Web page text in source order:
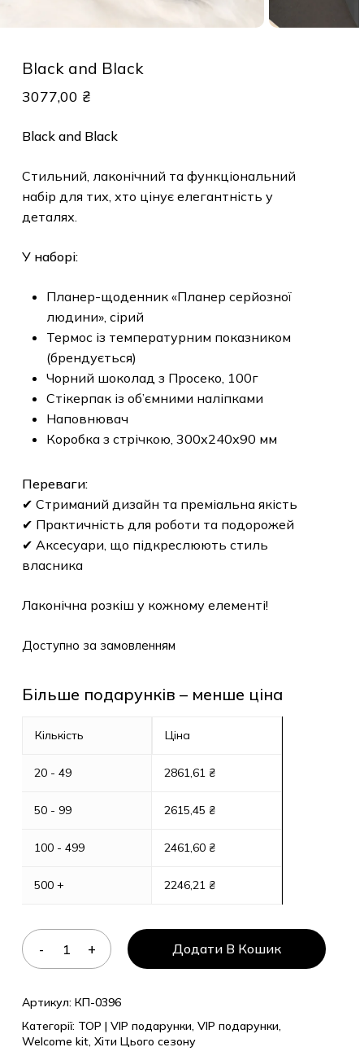
Black and Black
3077,00 ₴
Black and Black
Стильний, лаконічний та функціональний
набір для тих, хто цінує елегантність у
деталях.
У наборі:
Планер-щоденник «Планер серйозної
людини», сірий
Термос із температурним показником
(брендується)
Чорний шоколад з Просеко, 100г
Стікерпак із об’ємними наліпками
Наповнювач
Коробка з стрічкою, 300х240х90 мм
Переваги:
✔ Стриманий дизайн та преміальна якість
✔ Практичність для роботи та подорожей
✔ Аксесуари, що підкреслюють стиль
власника
Лаконічна розкіш у кожному елементі!
Доступно за замовленням
Більше подарунків – менше ціна
Кількість
20 - 49
50 - 99
100 - 499
500 +
Ціна
2861,61 ₴
2615,45 ₴
2461,60 ₴
2246,21 ₴
Додати В Кошик
Артикул: КП-0396
Категорії: TOP | VIP подарунки, VIP подарунки,
Welcome kit, Хіти Цього сезону